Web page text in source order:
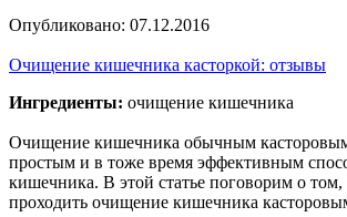
Опубликовано: 07.12.2016
Очищение кишечника касторкой: отзывы
Ингредиенты: очищение кишечника
Очищение кишечника обычным касторовым
простым и в тоже время эффективным
кишечника. В этой статье поговорим о
проходить очищение кишечника